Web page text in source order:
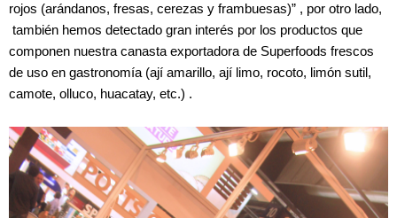
rojos (arándanos, fresas, cerezas y frambuesas)” , por otro lado,
también hemos detectado gran interés por los productos que
componen nuestra canasta exportadora de Superfoods frescos
de uso en gastronomía (ají amarillo, ají limo, rocoto, limón sutil,
camote, olluco, huacatay, etc.) .